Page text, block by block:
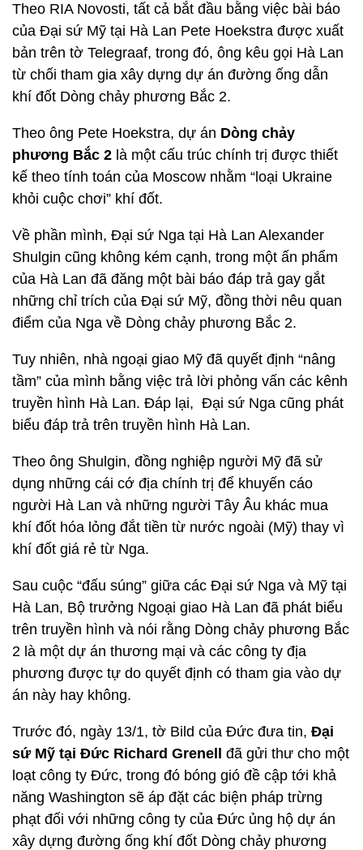
Theo RIA Novosti, tất cả bắt đầu bằng việc bài báo
của Đại sứ Mỹ tại Hà Lan Pete Hoekstra được xuất
bản trên tờ Telegraaf, trong đó, ông kêu gọi Hà Lan
từ chối tham gia xây dựng dự án đường ống dẫn
khí đốt Dòng chảy phương Bắc 2.
Theo ông Pete Hoekstra, dự án Dòng chảy
phương Bắc 2 là một cấu trúc chính trị được thiết
kế theo tính toán của Moscow nhằm “loại Ukraine
khỏi cuộc chơi” khí đốt.
Về phần mình, Đại sứ Nga tại Hà Lan Alexander
Shulgin cũng không kém cạnh, trong một ấn phẩm
của Hà Lan đã đăng một bài báo đáp trả gay gắt
những chỉ trích của Đại sứ Mỹ, đồng thời nêu quan
điểm của Nga về Dòng chảy phương Bắc 2.
Tuy nhiên, nhà ngoại giao Mỹ đã quyết định “nâng
tầm” của mình bằng việc trả lời phỏng vấn các kênh
truyền hình Hà Lan. Đáp lại, Đại sứ Nga cũng phát
biểu đáp trả trên truyền hình Hà Lan.
Theo ông Shulgin, đồng nghiệp người Mỹ đã sử
dụng những cái cớ địa chính trị để khuyến cáo
người Hà Lan và những người Tây Âu khác mua
khí đốt hóa lỏng đắt tiền từ nước ngoài (Mỹ) thay vì
khí đốt giá rẻ từ Nga.
Sau cuộc “đấu súng” giữa các Đại sứ Nga và Mỹ tại
Hà Lan, Bộ trưởng Ngoại giao Hà Lan đã phát biểu
trên truyền hình và nói rằng Dòng chảy phương Bắc
2 là một dự án thương mại và các công ty địa
phương được tự do quyết định có tham gia vào dự
án này hay không.
Trước đó, ngày 13/1, tờ Bild của Đức đưa tin, Đại
sứ Mỹ tại Đức Richard Grenell
đã gửi thư cho một
loạt công ty Đức, trong đó bóng gió đề cập tới khả
năng Washington sẽ áp đặt các biện pháp trừng
phạt đối với những công ty của Đức ủng hộ dự án
xây dựng đường ống khí đốt Dòng chảy phương